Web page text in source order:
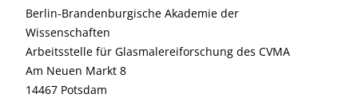
Berlin-Brandenburgische Akademie der
Wissenschaften
Arbeitsstelle für Glasmalereiforschung des CVMA
Am Neuen Markt 8
14467 Potsdam